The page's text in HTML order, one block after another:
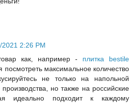
2021 2:26 PM
как, например - плитка bestile
посмотреть максимальное количество
не только на напольной
производства, но также на российские
идеально подходит к каждому